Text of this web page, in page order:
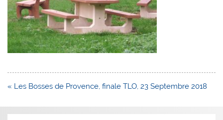
Navigation
l’article
« Les Bosses de Provence, finale TLO, 23 Septembre 2018